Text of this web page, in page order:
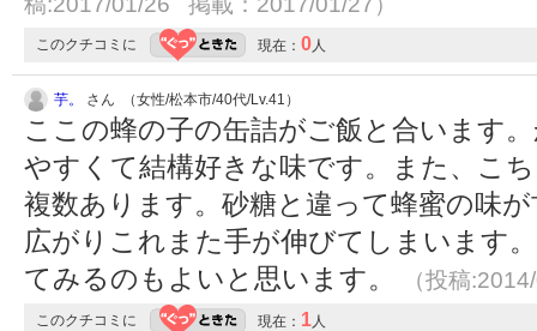
このクチコミに 現在： 0 人
芋。 さん （女性/松本市/40代/Lv.41）
ここの蜂の子の缶詰がご飯と合います
やすくて結構好きな味です。また、こ
複数あります。砂糖と違って蜂蜜の味
広がりこれまた手が伸びてしまいます
てみるのもよいと思います。
（投稿
このクチコミに 現在： 1 人